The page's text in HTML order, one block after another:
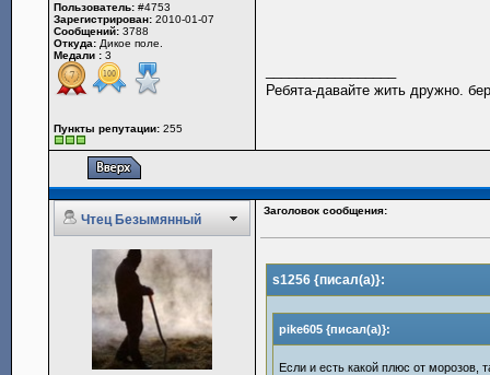
Пользователь: #4753
Зарегистрирован: 2010-01-07
Сообщений: 3788
Откуда: Дикое поле.
Медали : 3
Пункты репутации: 255
Ребята-давайте жить дружно.
Чтец Безымянный
Заголовок сообщения:
s1256 {писал(а)}:
pike605 {писал(а)}:
Если и есть какой плюс от